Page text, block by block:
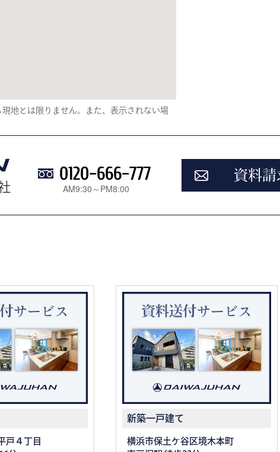
地とは限りません。また、表示されない場
0120-666-777
AM9:30～PM8:00
資料請
戸４丁目
新築一戸建て
横浜市保土ケ谷区境木本町